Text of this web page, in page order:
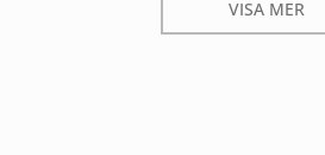
VISA MER